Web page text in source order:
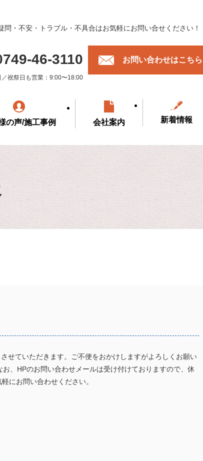
問・不安・トラブル・不具合はお気軽にお問い合せください！
46-3110
祝祭日も営業：9:00〜18:00
お問い合わせはこちら
の声/施工事例 会社案内 新着情報
ていただきます。ご不便をおかけしますがよろしくお願い
、HPのお問い合わせメールは受け付けておりますので、休
にお問い合わせください。